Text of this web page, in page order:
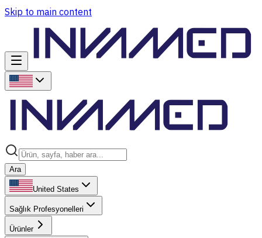
Skip to main content
Ara
United States
Sağlık Profesyonelleri
Ürünler